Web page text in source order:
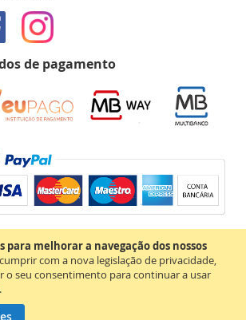
para melhorar a navegação dos nossos
com a nova legislação de privacidade,
o seu consentimento para continuar a usar
.
de pagamento